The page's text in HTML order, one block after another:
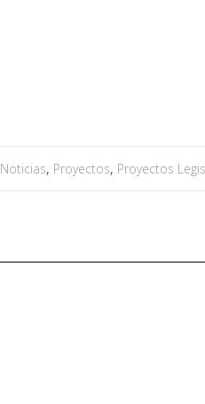
Noticias, Proyectos, Proyectos